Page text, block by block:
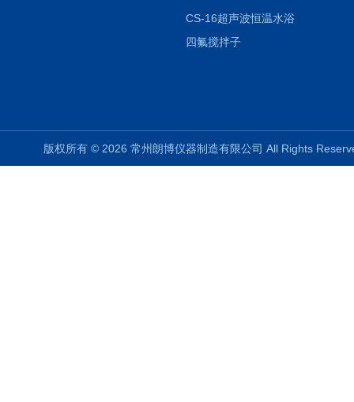
CS-16超声波恒温水浴
四氟搅拌子
版权所有 © 2026 常州朗博仪器制造有限公司 All Rights